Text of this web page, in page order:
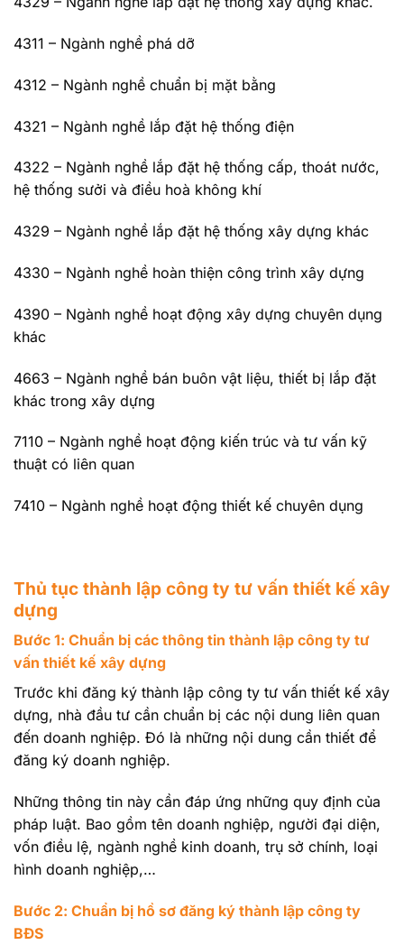
4311 – Ngành nghề phá dỡ
4312 – Ngành nghề chuẩn bị mặt bằng
4321 – Ngành nghề lắp đặt hệ thống điện
4322 – Ngành nghề lắp đặt hệ thống cấp, thoát nước,
hệ thống sưởi và điều hoà không khí
4329 – Ngành nghề lắp đặt hệ thống xây dựng khác
4330 – Ngành nghề hoàn thiện công trình xây dựng
4390 – Ngành nghề hoạt động xây dựng chuyên dụng
khác
4663 – Ngành nghề bán buôn vật liệu, thiết bị lắp đặt
khác trong xây dựng
7110 – Ngành nghề hoạt động kiến trúc và tư vấn kỹ
thuật có liên quan
7410 – Ngành nghề hoạt động thiết kế chuyên dụng
Thủ tục thành lập công ty tư vấn thiết kế xây
dựng
Bước 1: Chuẩn bị các thông tin thành lập công ty tư
vấn thiết kế xây dựng
Trước khi đăng ký thành lập công ty tư vấn thiết kế xây
dựng, nhà đầu tư cần chuẩn bị các nội dung liên quan
đến doanh nghiệp. Đó là những nội dung cần thiết để
đăng ký doanh nghiệp.
Những thông tin này cần đáp ứng những quy định của
pháp luật. Bao gồm tên doanh nghiệp, người đại diện,
vốn điều lệ, ngành nghề kinh doanh, trụ sở chính, loại
hình doanh nghiệp,…
Bước 2: Chuẩn bị hồ sơ đăng ký thành lập công ty
BĐS